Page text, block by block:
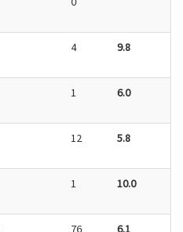
4 9.8
1 6.0
12 5.8
1 10.0
76 6.1